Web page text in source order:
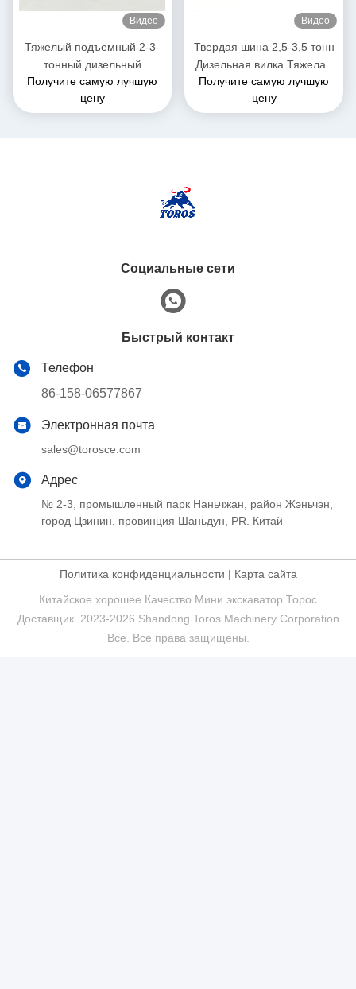
Видео
Тяжелый подъемный 2-3-
тонный дизельный
вилочный погрузчик, общая
длина 3-4 метра
Получите самую лучшую
цену
Видео
Твердая шина 2,5-3,5 тонн
Дизельная вилка Тяжелая
грузовик для склада
Получите самую лучшую
цену
Социальные сети
Быстрый контакт
Телефон
86-158-06577867
Электронная почта
sales@torosce.com
Адрес
№ 2-3, промышленный парк Наньчжан, район Жэньчэн,
город Цзинин, провинция Шаньдун, PR. Китай
Политика конфиденциальности | Карта сайта
Китайское хорошее Качество Мини экскаватор Торос
Доставщик. 2023-2026 Shandong Toros Machinery Corporation
Все. Все права защищены.